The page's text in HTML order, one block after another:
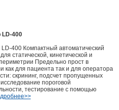
LD-400
400 Компактный автоматический
статической, кинетической и
Предельно прост в
как для пациента так и для оператора
скрининг, подсчет пропущенных
пороговой
тестирование с помощью